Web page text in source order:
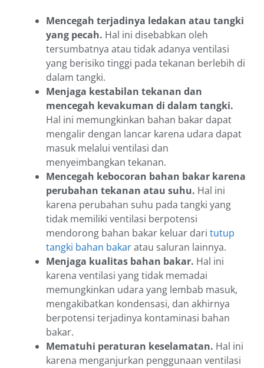
Mencegah terjadinya ledakan atau tangki
yang pecah. Hal ini disebabkan oleh
tersumbatnya atau tidak adanya ventilasi
yang berisiko tinggi pada tekanan berlebih di
dalam tangki.
Menjaga kestabilan tekanan dan
mencegah kevakuman di dalam tangki.
Hal ini memungkinkan bahan bakar dapat
mengalir dengan lancar karena udara dapat
masuk melalui ventilasi dan
menyeimbangkan tekanan.
Mencegah kebocoran bahan bakar karena
perubahan tekanan atau suhu. Hal ini
karena perubahan suhu pada tangki yang
tidak memiliki ventilasi berpotensi
mendorong bahan bakar keluar dari tutup
tangki bahan bakaratau saluran lainnya.
Menjaga kualitas bahan bakar. Hal ini
karena ventilasi yang tidak memadai
memungkinkan udara yang lembab masuk,
mengakibatkan kondensasi, dan akhirnya
berpotensi terjadinya kontaminasi bahan
bakar.
Mematuhi peraturan keselamatan. Hal ini
karena menganjurkan penggunaan ventilasi